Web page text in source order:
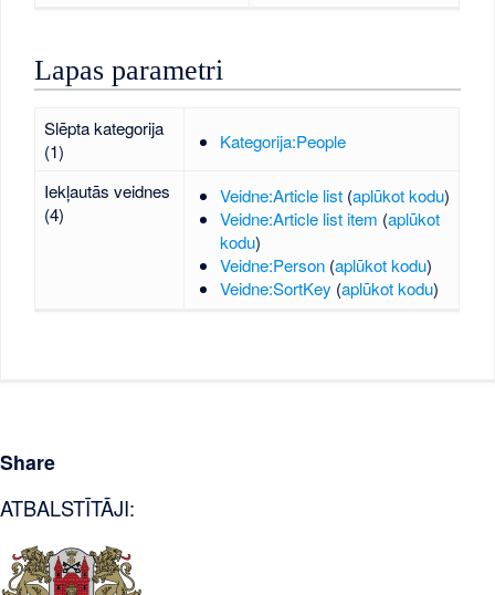
Lapas parametri
Slēpta kategorija
(1)
Kategorija:People
Iekļautās veidnes
(4)
Veidne:Article list (aplūkot kodu)
Veidne:Article list item (aplūkot
kodu)
Veidne:Person (aplūkot kodu)
Veidne:SortKey (aplūkot kodu)
Share
ATBALSTĪTĀJI: